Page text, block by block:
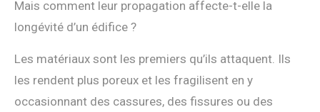
Mais comment leur propagation affecte-t-elle la
longévité d’un édifice ?
Les matériaux sont les premiers qu’ils attaquent. Ils
les rendent plus poreux et les fragilisent en y
occasionnant des cassures, des fissures ou des